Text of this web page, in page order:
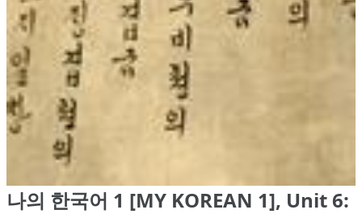
나의 한국어 1 [MY KOREAN 1], Unit 6: